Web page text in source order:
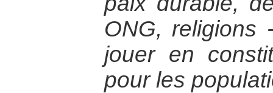
ONG,
jouer en
pour les